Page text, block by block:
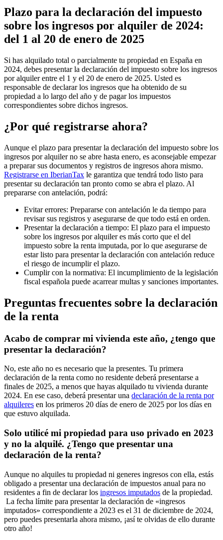
Plazo para la declaración del impuesto
sobre los ingresos por alquiler de 2024:
del 1 al 20 de enero de 2025
Si has alquilado total o parcialmente tu propiedad en España en
2024, debes presentar la declaración del impuesto sobre los ingresos
por alquiler entre el 1 y el 20 de enero de 2025. Usted es
responsable de declarar los ingresos que ha obtenido de su
propiedad a lo largo del año y de pagar los impuestos
correspondientes sobre dichos ingresos.
¿Por qué registrarse ahora?
Aunque el plazo para presentar la declaración del impuesto sobre los
ingresos por alquiler no se abre hasta enero, es aconsejable empezar
a preparar sus documentos y registros de ingresos ahora mismo.
Registrarse en IberianTax le garantiza que tendrá todo listo para
presentar su declaración tan pronto como se abra el plazo. Al
prepararse con antelación, podrá:
Evitar errores: Prepararse con antelación le da tiempo para
revisar sus registros y asegurarse de que todo está en orden.
Presentar la declaración a tiempo: El plazo para el impuesto
sobre los ingresos por alquiler es más corto que el del
impuesto sobre la renta imputada, por lo que asegurarse de
estar listo para presentar la declaración con antelación reduce
el riesgo de incumplir el plazo.
Cumplir con la normativa: El incumplimiento de la legislación
fiscal española puede acarrear multas y sanciones importantes.
Preguntas frecuentes sobre la declaración
de la renta
Acabo de comprar mi vivienda este año, ¿tengo que
presentar la declaración?
No, este año no es necesario que la presentes. Tu primera
declaración de la renta como no residente deberá presentarse a
finales de 2025, a menos que hayas alquilado tu vivienda durante
2024. En ese caso, deberá presentar una declaración de la renta por
alquileres en los primeros 20 días de enero de 2025 por los días en
que estuvo alquilada.
Solo utilicé mi propiedad para uso privado en 2023
y no la alquilé. ¿Tengo que presentar una
declaración de la renta?
Aunque no alquiles tu propiedad ni generes ingresos con ella, estás
obligado a presentar una declaración de impuestos anual para no
residentes a fin de declarar los ingresos imputados de la propiedad.
La fecha límite para presentar la declaración de «ingresos
imputados» correspondiente a 2023 es el 31 de diciembre de 2024,
pero puedes presentarla ahora mismo, ¡así te olvidas de ello durante
otro año!